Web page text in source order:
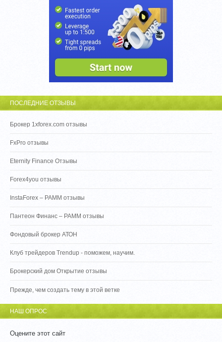
ПОСЛЕДНИЕ ОТЗЫВЫ
Брокер 1xforex.com отзывы
FxPro отзывы
Eternity Finance Отзывы
Forex4you отзывы
InstaForex – PAMM отзывы
Пантеон Финанс – PAMM отзывы
Фондовый брокер АТОН
Клуб трейдеров Trendup - поможем, научим.
Брокерский дом Открытие отзывы
Прежде, чем создать тему в этой ветке
НАШ ОПРОС
Оцените этот сайт